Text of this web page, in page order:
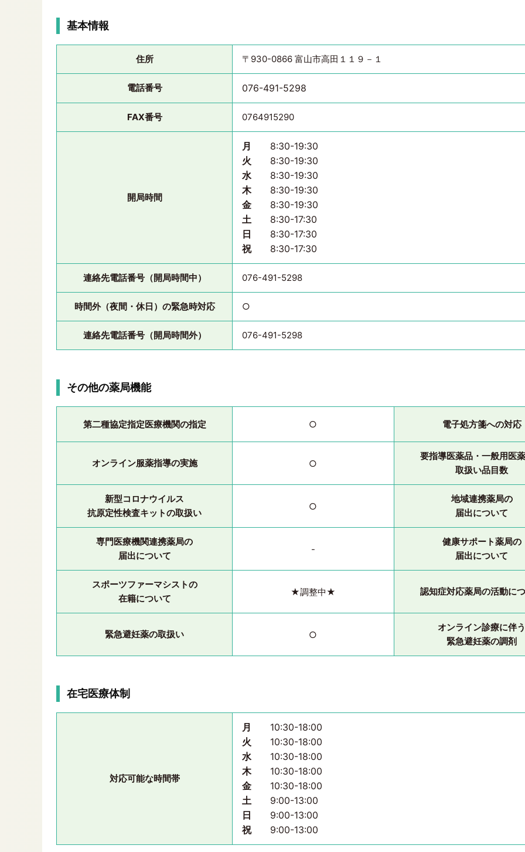
基本情報
住所 〒930-0866 富山市高田１１９－１
電話番号 076-491-5298
FAX番号 0764915290
開局時間
月
8:30-19:30
火
8:30-19:30
水
8:30-19:30
木
8:30-19:30
金
8:30-19:30
土
8:30-17:30
日
8:30-17:30
祝
8:30-17:30
連絡先電話番号（開局時間中） 076-491-5298
時間外（夜間・休日）の緊急時対応 ○
連絡先電話番号（開局時間外） 076-491-5298
その他の薬局機能
第二種協定指定医療機関の指定 ○ 電子処方箋への対応
オンライン服薬指導の実施 ○
要指導医薬品・一般用医
取扱い品目数
新型コロナウイルス
抗原定性検査キットの取扱い
○
地域連携薬局の
届出について
専門医療機関連携薬局の
届出について
-
健康サポート薬局の
届出について
スポーツファーマシストの
在籍について
★調整中★ 認知症対応薬局の活動に
緊急避妊薬の取扱い ○
オンライン診療に伴う
緊急避妊薬の調剤
在宅医療体制
対応可能な時間帯
月
10:30-18:00
火
10:30-18:00
水
10:30-18:00
木
10:30-18:00
金
10:30-18:00
土
9:00-13:00
日
9:00-13:00
祝
9:00-13:00